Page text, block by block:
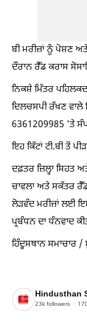
ਬੀ ਮਰੀਜ਼ਾਂ ਨੂੰ ਪੋਸ਼ਣ
ਦੌਰਾਨ ਰੈੱਡ ਕਰਾਸ
ਨਿਕਸ਼ੇ ਮਿੱਤਰ
ਦਿਲਚਸਪੀ ਰੱਖਣ
6361209985 'ਤੇ
ਇਹ ਕਿੱਟਾਂ ਟੀ.ਬੀ ਤੋਂ
ਦਫ਼ਤਰ ਜ਼ਿਲ੍ਹਾ ਸਿਹਤ
ਚਾਵਲਾ ਅਤੇ ਸਕੱਤਰ
ਲੋੜਵੰਦ ਮਰੀਜ਼ਾਂ ਲਈ
ਪ੍ਰਬੰਧਨ ਦਾ ਧੰਨਵਾਦ
ਹਿੰਦੂਸਥਾਨ ਸਮਾਚਾਰ /
Hindusthan
23k followers